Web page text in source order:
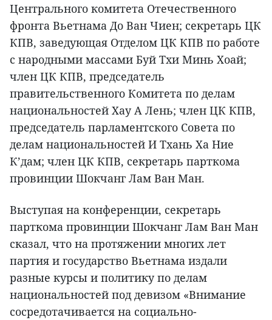
Центрального комитета Отечественного
фронта Вьетнама До Ван Чиен; секретарь ЦК
КПВ, заведующая Отделом ЦК КПВ по работе
с народными массами Буй Тхи Минь Хоай;
член ЦК КПВ, председатель
правительственного Комитета по делам
национальностей Хау А Лень; член ЦК КПВ,
председатель парламентского Совета по
делам национальностей И Тхань Ха Ние
К’дам; член ЦК КПВ, секретарь парткома
провинции Шокчанг Лам Ван Ман.
Выступая на конференции, секретарь
парткома провинции Шокчанг Лам Ван Ман
сказал, что на протяжении многих лет
партия и государство Вьетнама издали
разные курсы и политику по делам
национальностей под девизом «Внимание
сосредотачивается на социально-